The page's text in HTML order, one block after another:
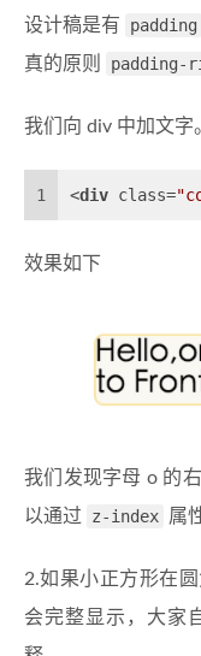
设计稿是有 padding
真的原则
padding-
我们向 div 中加文字
1 <div class=
效果如下
我们发现字母 o 的
以通过
z-index 属
2.如果小正方形在
会完整显示，大家